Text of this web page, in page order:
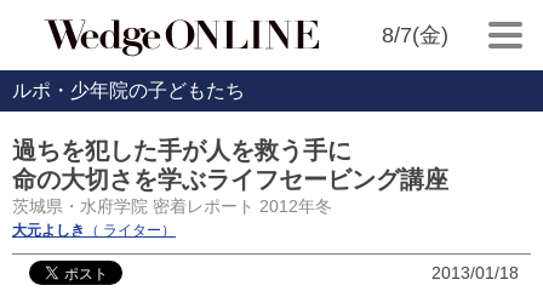
8/7(金)
ルポ・少年院の子どもたち
過ちを犯した手が人を救う手に
命の大切さを学ぶライフセービング講座
茨城県・水府学院 密着レポート 2012年冬
大元よしき （ ライター）
2013/01/18